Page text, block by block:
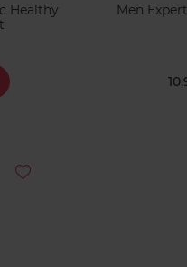
Healthy
Men